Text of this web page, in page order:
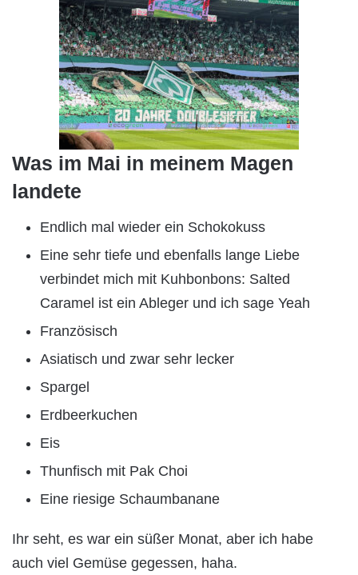
Was im Mai in meinem Magen
landete
Endlich mal wieder ein Schokokuss
Eine sehr tiefe und ebenfalls lange Liebe
verbindet mich mit Kuhbonbons: Salted
Caramel ist ein Ableger und ich sage Yeah
Französisch
Asiatisch und zwar sehr lecker
Spargel
Erdbeerkuchen
Eis
Thunfisch mit Pak Choi
Eine riesige Schaumbanane
Ihr seht, es war ein süßer Monat, aber ich habe
auch viel Gemüse gegessen, haha.